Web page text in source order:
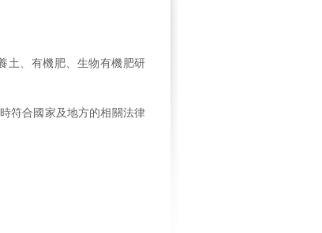
土、有機肥、生物有機肥研
符合國家及地方的相關法律